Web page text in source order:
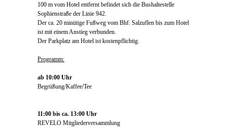
100 m vom Hotel entfernt befindet sich die Bushaltestelle
Sophienstraße der Linie 942.
Der ca. 20 minütige Fußweg vom Bhf. Salzuflen bis zum Hotel
ist mit einem Anstieg verbunden.
Der Parkplatz am Hotel ist kostenpflichtig.
Programm:
ab 10:00 Uhr
Begrüßung/Kaffee/Tee
11:00 bis ca. 13:00 Uhr
REVELO Mitgliederversammlung